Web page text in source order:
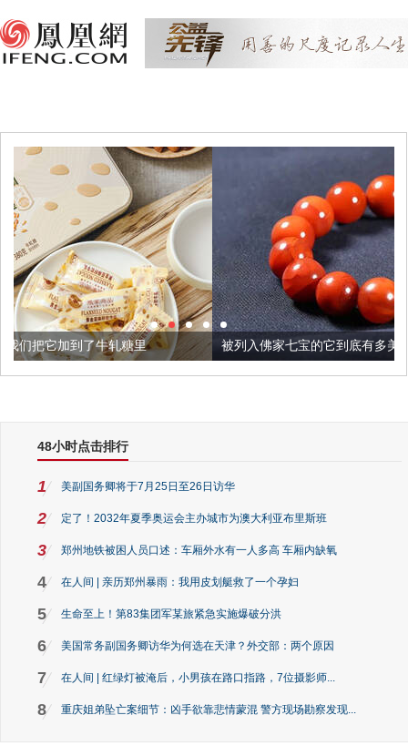
轧糖里 被列入佛家七宝的它到底有多美？
48小时点击排行
1 美副国务卿将于7月25日至26日访华
2 定了！2032年夏季奥运会主办城市为澳大利亚布里斯班
3 郑州地铁被困人员口述：车厢外水有一人多高 车厢内缺氧
4 在人间 | 亲历郑州暴雨：我用皮划艇救了一个孕妇
5 生命至上！第83集团军某旅紧急实施爆破分洪
6 美国常务副国务卿访华为何选在天津？外交部：两个原因
7 在人间 | 红绿灯被淹后，小男孩在路口指路，7位摄影师...
8 重庆姐弟坠亡案细节：凶手欲靠悲情蒙混 警方现场勘察发现...